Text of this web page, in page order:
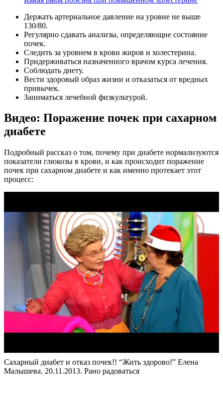
Держать артериальное давление на уровне не выше
130/80.
Регулярно сдавать анализы, определяющие состояние
почек.
Следить за уровнем в крови жиров и холестерина.
Придерживаться назначенного врачом курса лечения.
Соблюдать диету.
Вести здоровый образ жизни и отказаться от вредных
привычек.
Заниматься лечебной физкультурой.
Видео: Поражение почек при сахарном
диабете
Подробный рассказ о том, почему при диабете нормализуются
показатели глюкозы в крови, и как происходит поражение
почек при сахарном диабете и как именно протекает этот
процесс:
Сахарный диабет и отказ почек!! “Жить здорово!” Елена
Малышева. 20.11.2013. Рано радоваться